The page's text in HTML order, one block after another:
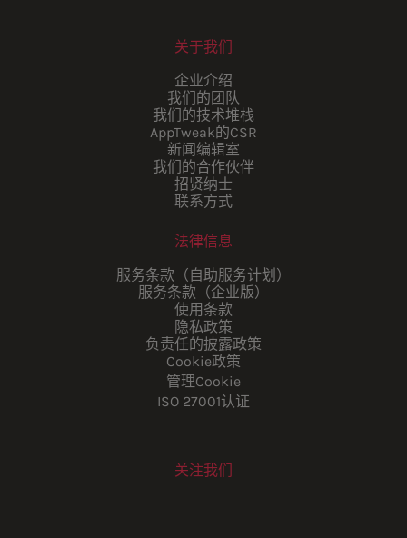
关于我们
企业介绍
我们的团队
我们的技术堆栈
AppTweak的CSR
新闻编辑室
我们的合作伙伴
招贤纳士
联系方式
法律信息
服务条款（自助服务计划）
服务条款（企业版）
使用条款
隐私政策
负责任的披露政策
Cookie政策
管理Cookie
ISO 27001认证
关注我们